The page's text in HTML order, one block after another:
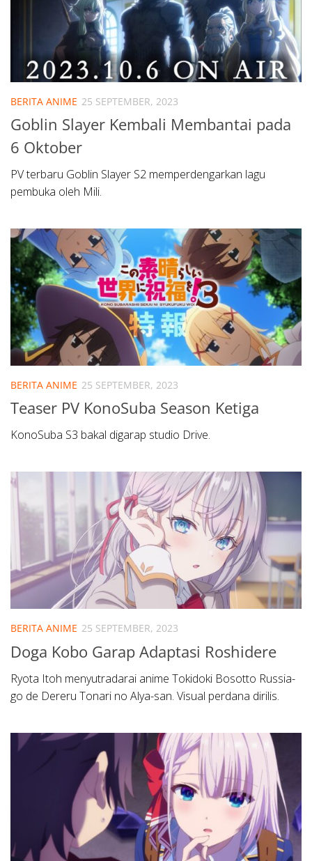
BERITA ANIME 25 SEPTEMBER, 2023
Goblin Slayer Kembali Membantai pada
6 Oktober
PV terbaru Goblin Slayer S2 memperdengarkan lagu
pembuka oleh Mili.
BERITA ANIME 25 SEPTEMBER, 2023
Teaser PV KonoSuba Season Ketiga
KonoSuba S3 bakal digarap studio Drive.
BERITA ANIME 25 SEPTEMBER, 2023
Doga Kobo Garap Adaptasi Roshidere
Ryota Itoh menyutradarai anime Tokidoki Bosotto Russia-
go de Dereru Tonari no Alya-san. Visual perdana dirilis.